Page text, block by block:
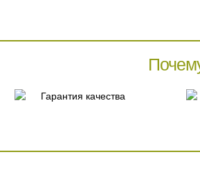
Гарантия качества